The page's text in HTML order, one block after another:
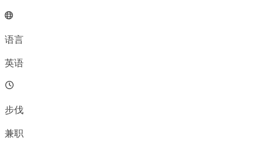
语言
英语
步伐
兼职